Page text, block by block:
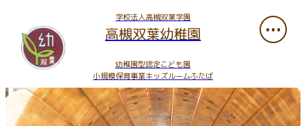
学校法人高槻双葉学園
高槻双葉幼稚園
幼稚園型認定こども園
小規模保育事業キッズルームふたば